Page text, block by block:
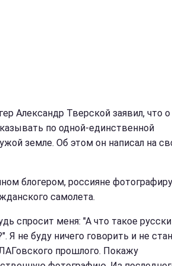
Александр Тверской заявил, что о
по одной-единственной
земле. Об этом он написал на
блогером, россияне
самолета.
спросит меня: "А что такое
Я не буду ничего говорить и не
прошлого. Покажу